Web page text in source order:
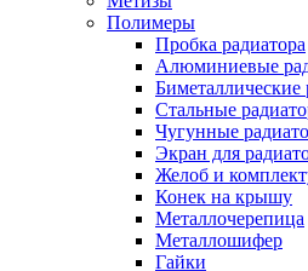
Полимеры
Пробка радиатора
Алюминиевые
Биметаллические
Стальные
Чугунные
Экран для
Желоб и
Конек на крышу
Металлочерепица
Металлошифер
Гайки